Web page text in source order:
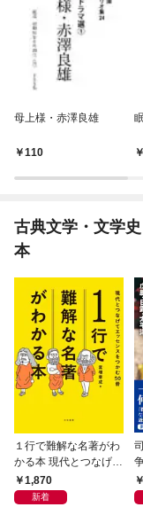
母上様・赤澤良雄
110
古典文学・文学
本
１行で難解な名著がわ
かる本 現代とつなげて
エッセンスをつかむ50
冊
1,870
新着
洋